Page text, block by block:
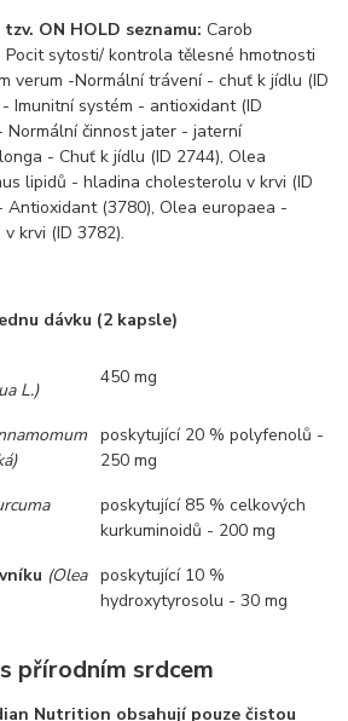
ON HOLD seznamu:Carob
Pocit sytosti/ kontrola tělesné hmotnosti
verum -Normální trávení - chuť k jídlu (ID
Imunitní systém - antioxidant (ID
Normální činnost jater - jaterní
- Chuť k jídlu (ID 2744), Olea
lipidů - hladina cholesterolu v krvi (ID
Antioxidant (3780), Olea europaea -
krvi (ID 3782).
dávku (2 kapsle)
L.)
450 mg
poskytující 20 % polyfenolů -
250 mg
poskytující 85 % celkových
kurkuminoidů - 200 mg
(Olea poskytující 10 %
hydroxytyrosolu - 30 mg
přírodním srdcem
Nutrition obsahují pouze čistou